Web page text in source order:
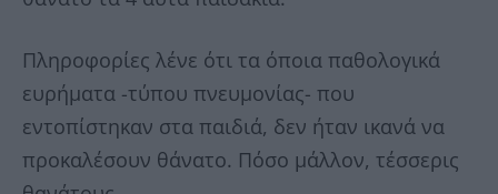
Πληροφορίες λένε ότι τα όποια παθολογικά
ευρήματα -τύπου πνευμονίας- που
εντοπίστηκαν στα παιδιά, δεν ήταν ικανά να
προκαλέσουν θάνατο. Πόσο μάλλον, τέσσερις